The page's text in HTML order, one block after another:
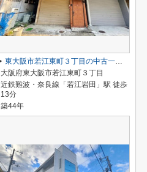
東大阪市若江東町３丁目の中古一戸建
大阪府東大阪市若江東町３丁目
近鉄難波・奈良線「若江岩田」駅 徒歩
13分
築44年